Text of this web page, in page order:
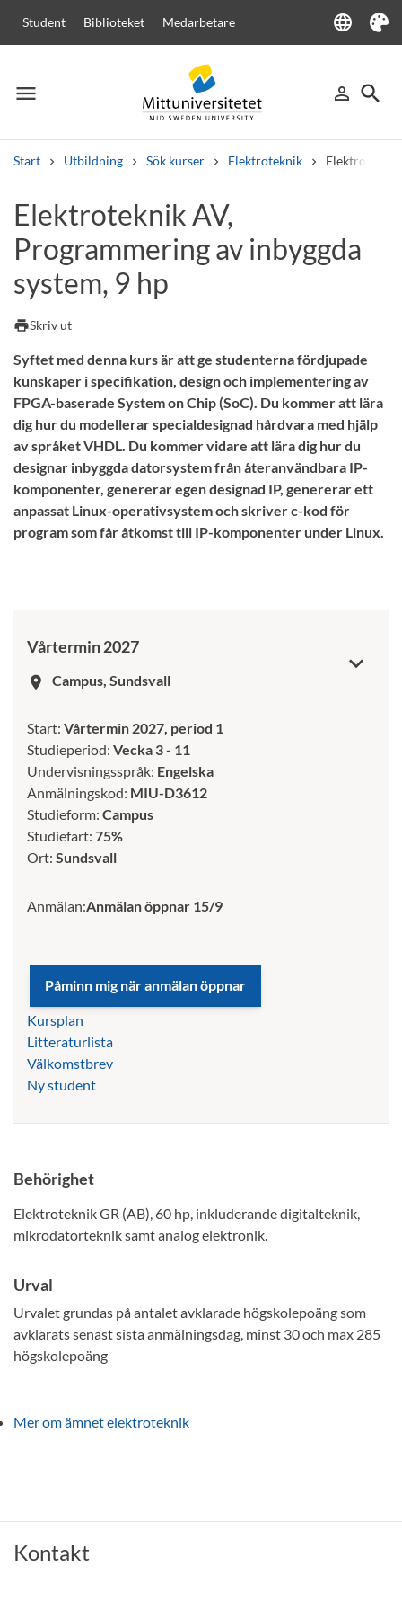
Student Biblioteket Medarbetare language
Language
Tema
menu
Meny person_outline
Logga in
search
Sök
Start Utbildning Sök kurser Elektroteknik Elektroteknik
Andra söktjänster
Kurser och programKursplanerVälkomstbrevPersonal
Lediga jobb
Elektroteknik AV,
Programmering av inbyggda
system, 9 hp
printSkriv ut
Syftet med denna kurs är att ge studenterna fördjupade
kunskaper i specifikation, design och implementering av
FPGA-baserade System on Chip (SoC). Du kommer att lära
dig hur du modellerar specialdesignad hårdvara med hjälp
av språket VHDL. Du kommer vidare att lära dig hur du
designar inbyggda datorsystem från återanvändbara IP-
komponenter, genererar egen designad IP, genererar ett
anpassat Linux-operativsystem och skriver c-kod för
program som får åtkomst till IP-komponenter under Linux.
Vårtermin 2027
room Campus, Sundsvall
Start: Vårtermin 2027, period 1
Studieperiod: Vecka 3 - 11
Undervisningsspråk: Engelska
Anmälningskod: MIU-D3612
Studieform: Campus
Studiefart: 75%
Ort: Sundsvall
Anmälan:Anmälan öppnar 15/9
Kursplan
Litteraturlista
Välkomstbrev
Ny student
Behörighet
Elektroteknik GR (AB), 60 hp, inkluderande digitalteknik,
mikrodatorteknik samt analog elektronik.
Urval
Urvalet grundas på antalet avklarade högskolepoäng som
avklarats senast sista anmälningsdag, minst 30 och max 285
högskolepoäng
Mer om ämnet elektroteknik
Kontakt